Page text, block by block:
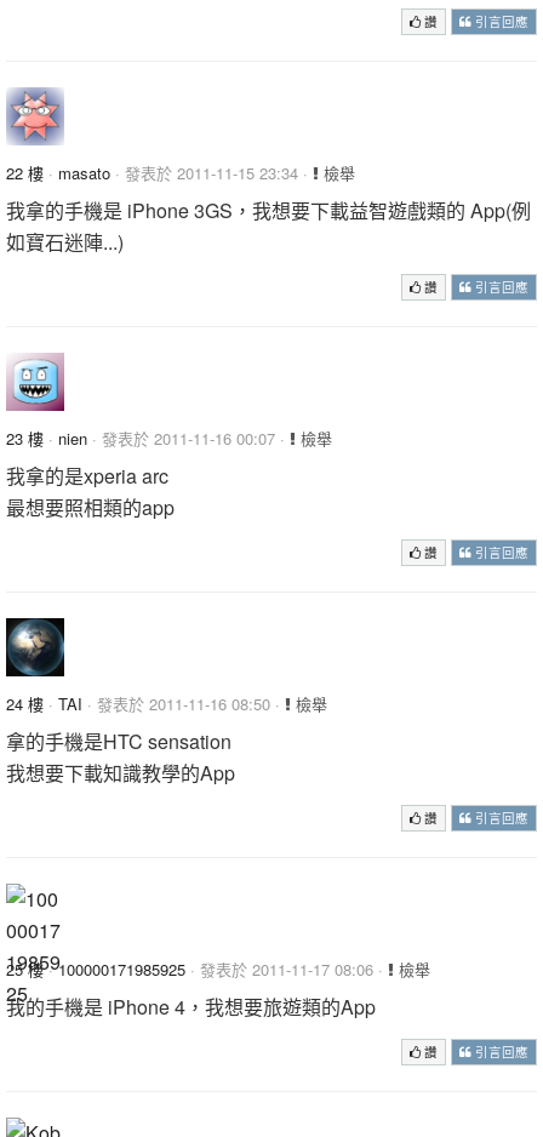
讚 引言回應
22 樓 · masato · 發表於 2011-11-15 23:34 · 檢舉
我拿的手機是 iPhone 3GS，我想要下載益智遊戲類的 App(例
如寶石迷陣...)
讚 引言回應
23 樓 · nien · 發表於 2011-11-16 00:07 · 檢舉
我拿的是xperia arc
最想要照相類的app
讚 引言回應
24 樓 · TAI · 發表於 2011-11-16 08:50 · 檢舉
拿的手機是HTC sensation
我想要下載知識教學的App
讚 引言回應
25 樓·100000171985925 · 發表於 2011-11-17 08:06 · 檢舉
我的手機是 iPhone 4，我想要旅遊類的App
讚 引言回應